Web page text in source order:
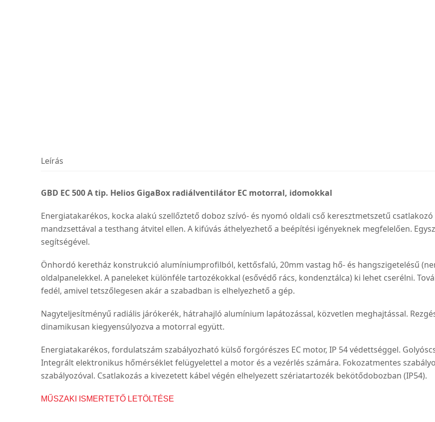
Leírás
GBD EC 500 A tip. Helios GigaBox radiálventilátor EC motorral, idomokkal
Energiatakarékos, kocka alakú szellőztető doboz szívó- és nyomó oldali cső keresztmetszetű
mandzsettával a testhang átvitel ellen. A kifúvás áthelyezhető a beépítési igényeknek megfelelően.
segítségével.
Önhordó keretház konstrukció alumíniumprofilból, kettősfalú, 20mm vastag hő- és hangszigetelésű
oldalpanelekkel. A paneleket különféle tartozékokkal (esővédő rács, kondenztálca) ki lehet cserélni.
fedél, amivel tetszőlegesen akár a szabadban is elhelyezhető a gép.
Nagyteljesítményű radiális járókerék, hátrahajló alumínium lapátozással, közvetlen meghajtással.
dinamikusan kiegyensúlyozva a motorral együtt.
Energiatakarékos, fordulatszám szabályozható külső forgórészes EC motor, IP 54 védettséggel.
Integrált elektronikus hőmérséklet felügyelettel a motor és a vezérlés számára. Fokozatmentes
szabályozóval. Csatlakozás a kivezetett kábel végén elhelyezett szériatartozék bekötődobozban (IP54).
MŰSZAKI ISMERTETŐ LETÖLTÉSE